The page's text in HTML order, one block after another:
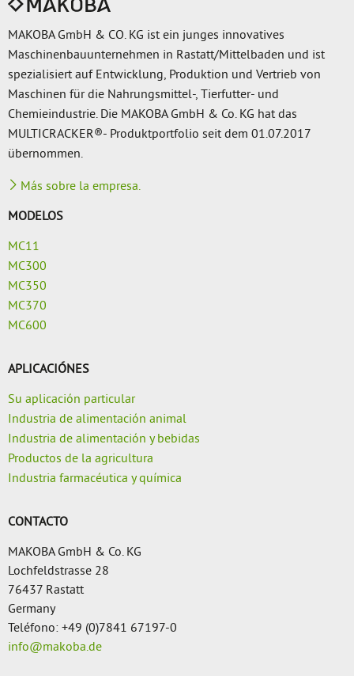
MAKOBA GmbH & CO. KG ist ein junges innovatives
Maschinenbauunternehmen in Rastatt/Mittelbaden und ist
spezialisiert auf Entwicklung, Produktion und Vertrieb von
Maschinen für die Nahrungsmittel-, Tierfutter- und
Chemieindustrie. Die MAKOBA GmbH & Co. KG hat das
MULTICRACKER®- Produktportfolio seit dem 01.07.2017
übernommen.
Más sobre la empresa.
MODELOS
MC11
MC300
MC350
MC370
MC600
APLICACIÓNES
Su aplicación particular
Industria de alimentación animal
Industria de alimentación y bebidas
Productos de la agricultura
Industria farmacéutica y química
CONTACTO
MAKOBA GmbH & Co. KG
Lochfeldstrasse 28
76437 Rastatt
Germany
Teléfono: +49 (0)7841 67197-0
info@makoba.de